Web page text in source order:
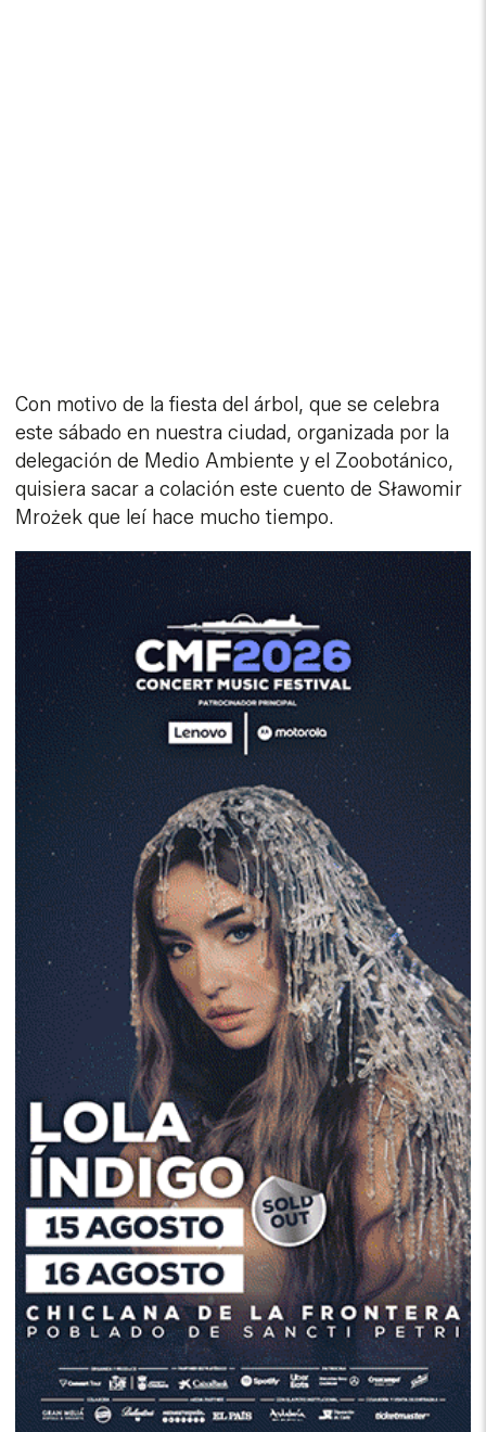
Con motivo de la fiesta del árbol, que se celebra
este sábado en nuestra ciudad, organizada por la
delegación de Medio Ambiente y el Zoobotánico,
quisiera sacar a colación este cuento de Sławomir
Mrożek que leí hace mucho tiempo.